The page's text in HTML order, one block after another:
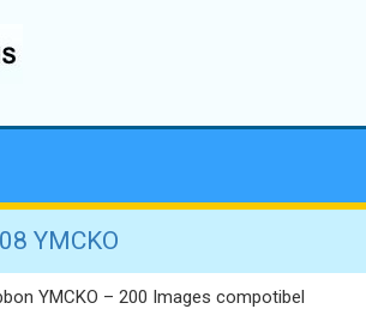
YMCKO
YMCKO – 200 Images compotibel